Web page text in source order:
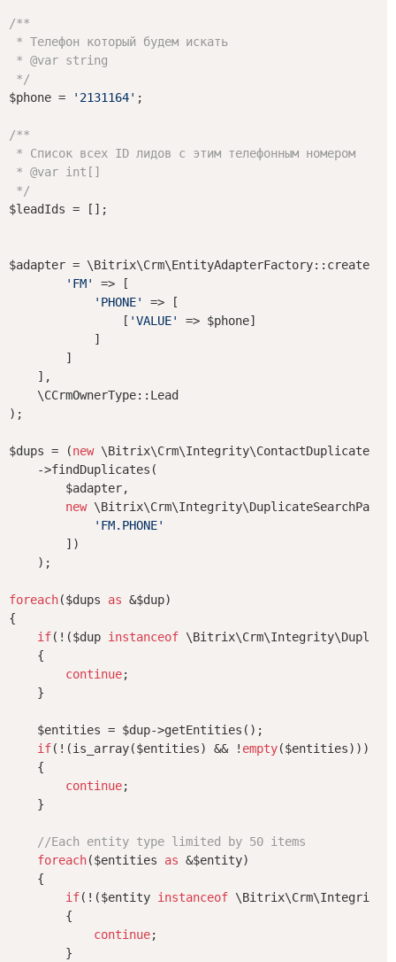
/**
* Телефон который будем искать
* @var string
*/
$phone =
'2131164' ;
/**
* Список всех ID лидов с этим телефонным номером
* @var int[]
*/
$leadIds = [];
$adapter = \Bitrix\Crm\EntityAdapterFactory::create([
'FM'
=> [
'PHONE'
=> [
                [
'VALUE'
=> $phone]
            ]
        ]
    ],
    \CCrmOwnerType::Lead
);
$dups = (new
    ->findDuplicates(
        $adapter,
new
'FM.PHONE'
        ])
    );
foreach($dups as &$dup)
{
if(!($dup instanceof
    {
continue;
    }
    $entities = $dup->getEntities();
if(!(is_array($entities) && ! empty($entities)))
    {
continue;
    }
//Each entity type limited by 50 items
foreach($entities as &$entity)
    {
if(!($entity instanceof
        {
continue;
        }